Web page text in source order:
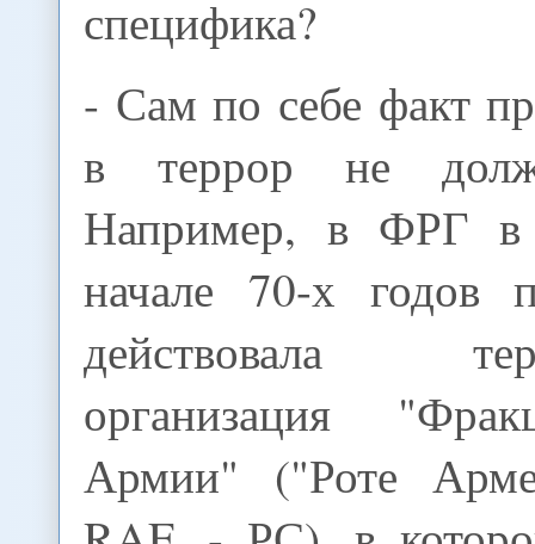
специфика?
- Сам по себе факт
в террор не
Например, в ФРГ
начале 70-х годов
действовала
организация
Армии" ("Роте